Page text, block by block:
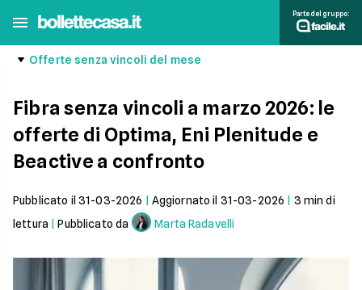
Parte del gruppo:
Offerte senza vincoli del mese
Fibra senza vincoli a marzo 2026: le
offerte di Optima, Eni Plenitude e
Beactive a confronto
Pubblicato il 31-03-2026 Aggiornato il 31-03-2026 3 min di
lettura |Pubblicato da Marta Radavelli